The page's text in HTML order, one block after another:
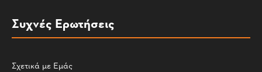
Συχνές Ερωτήσεις
Σχετικά με Εμάς